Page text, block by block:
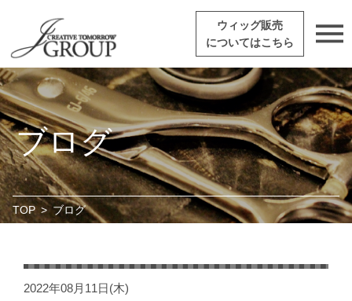
ウィッグ販売
についてはこちら
ブログ
TOP > ブログ
2022年08月11日(木)